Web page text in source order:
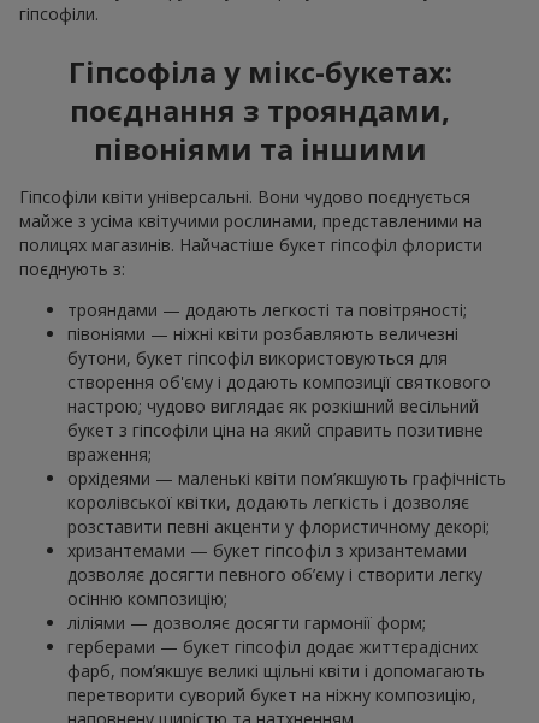
гіпсофіли.
Гіпсофіла у мікс-букетах:
поєднання з трояндами,
півоніями та іншими
Гіпсофіли квіти універсальні. Вони чудово поєднується
майже з усіма квітучими рослинами, представленими на
полицях магазинів. Найчастіше букет гіпсофіл флористи
поєднують з:
трояндами — додають легкості та повітряності;
півоніями — ніжні квіти розбавляють величезні
бутони, букет гіпсофіл використовуються для
створення об'єму і додають композиції святкового
настрою; чудово виглядає як розкішний весільний
букет з гіпсофіли ціна на який справить позитивне
враження;
орхідеями — маленькі квіти пом’якшують графічність
королівської квітки, додають легкість і дозволяє
розставити певні акценти у флористичному декорі;
хризантемами — букет гіпсофіл з хризантемами
дозволяє досягти певного об’єму і створити легку
осінню композицію;
ліліями — дозволяє досягти гармонії форм;
герберами — букет гіпсофіл додає життєрадісних
фарб, пом’якшує великі щільні квіти і допомагають
перетворити суворий букет на ніжну композицію,
наповнену щирістю та натхненням.